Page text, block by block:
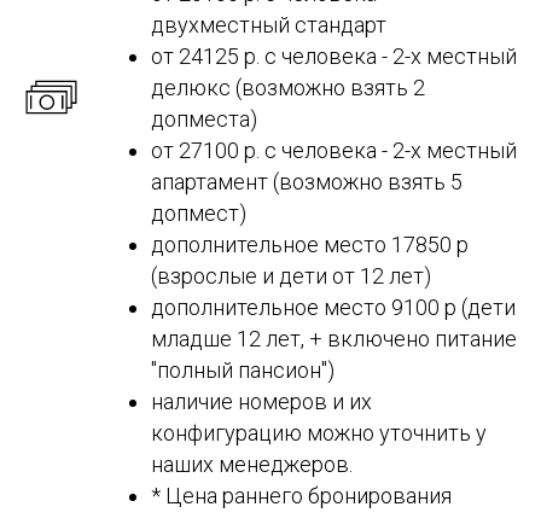
двухместный стандарт
от 24125 р. с человека - 2-х местный
делюкс (возможно взять 2
допместа)
от 27100 р. с человека - 2-х местный
апартамент (возможно взять 5
допмест)
дополнительное место 17850 р
(взрослые и дети от 12 лет)
дополнительное место 9100 р (дети
младше 12 лет, + включено питание
"полный пансион")
наличие номеров и их
конфигурацию можно уточнить у
наших менеджеров.
* Цена раннего бронирования